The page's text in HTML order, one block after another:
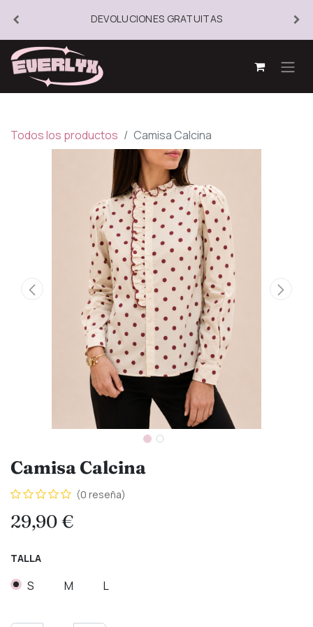
DEVOLUCIONES GRATUITAS
Todos los productos Camisa Calcina
Camisa Calcina
(0 reseña)
29,90€
TALLA
S M L